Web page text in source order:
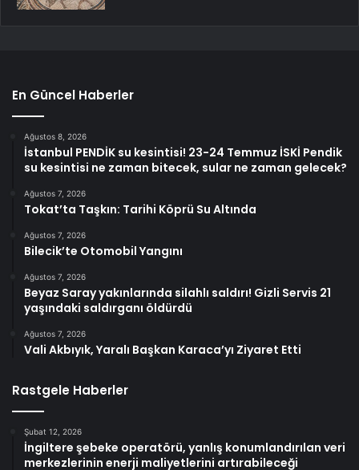
En Güncel Haberler
Ağustos 8, 2026
İstanbul PENDİK su kesintisi! 23-24 Temmuz İSKİ Pendik
su kesintisi ne zaman bitecek, sular ne zaman gelecek?
Ağustos 7, 2026
Tokat’ta Taşkın: Tarihi Köprü Su Altında
Ağustos 7, 2026
Bilecik’te Otomobil Yangını
Ağustos 7, 2026
Beyaz Saray yakınlarında silahlı saldırı! Gizli Servis 21
yaşındaki saldırganı öldürdü
Ağustos 7, 2026
Vali Akbıyık, Yaralı Başkan Karaca’yı Ziyaret Etti
Rastgele Haberler
Şubat 12, 2026
İngiltere şebeke operatörü, yanlış konumlandırılan veri
merkezlerinin enerji maliyetlerini artırabileceği